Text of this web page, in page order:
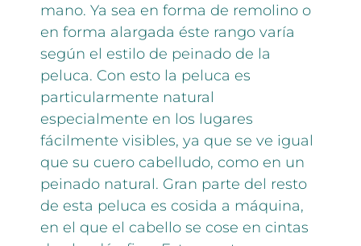
mano. Ya sea en forma de remolino o
en forma alargada éste rango varía
según el estilo de peinado de la
peluca. Con esto la peluca es
particularmente natural
especialmente en los lugares
fácilmente visibles, ya que se ve igual
que su cuero cabelludo, como en un
peinado natural. Gran parte del resto
de esta peluca es cosida a máquina,
en el que el cabello se cose en cintas